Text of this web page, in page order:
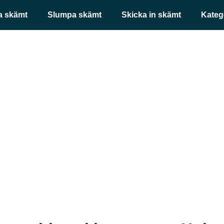
skämt Slumpa skämt Skicka in skämt